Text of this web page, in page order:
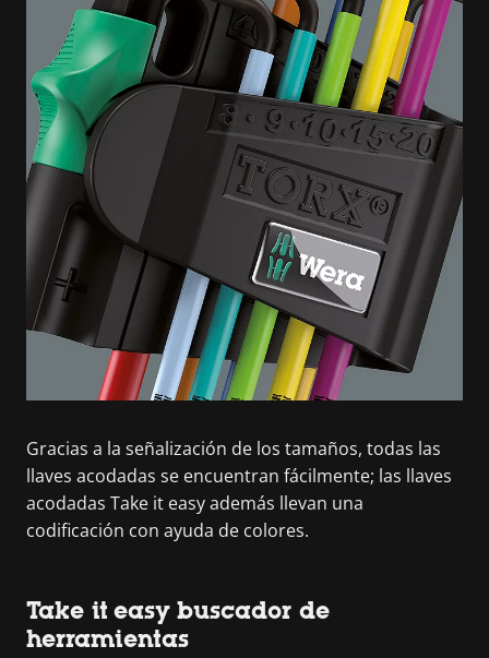
Gracias a la señalización de los tamaños, todas las
llaves acodadas se encuentran fácilmente; las llaves
acodadas Take it easy además llevan una
codificación con ayuda de colores.
Take it easy buscador de
herramientas